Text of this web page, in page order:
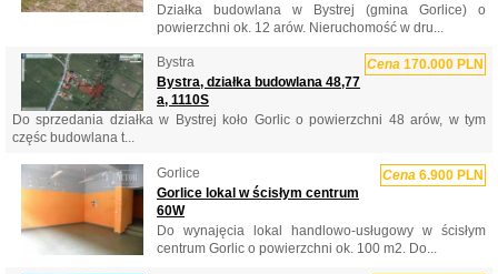
Działka budowlana w Bystrej (gmina Gorlice) o
powierzchni ok. 12 arów. Nieruchomość w dru...
Bystra Cena 170.000 PLN
Bystra, działka budowlana 48,77
a, 1110S
Do sprzedania działka w Bystrej koło Gorlic o powierzchni 48 arów, w tym
częśc budowlana t...
Gorlice Cena 6.900 PLN
Gorlice lokal w ścisłym centrum
60W
Do wynajęcia lokal handlowo-usługowy w ścisłym
centrum Gorlic o powierzchni ok. 100 m2. Do...